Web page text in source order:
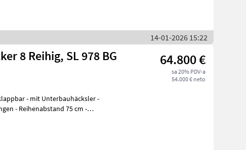
14-01-2026 15:22
8 Reihig, SL 978 BG 64.800 €
sa 20% PDV-a
54.000 € neto
- Reihenabstand 75 cm -